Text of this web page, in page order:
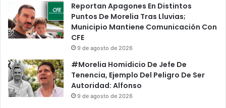
Reportan Apagones En Distintos
Puntos De Morelia Tras Lluvias;
Municipio Mantiene Comunicación Con
CFE
9 de agosto de 2026
#Morelia Homidicio De Jefe De
Tenencia, Ejemplo Del Peligro De Ser
Autoridad: Alfonso
9 de agosto de 2026